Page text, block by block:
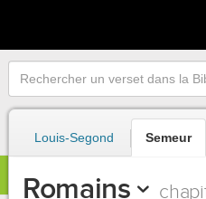
Louis-Segond Semeur
Romains